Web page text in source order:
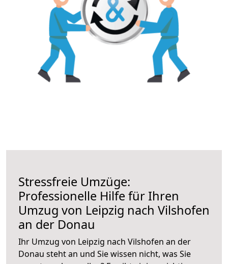
Stressfreie Umzüge:
Professionelle Hilfe für Ihren
Umzug von Leipzig nach Vilshofen
an der Donau
Ihr Umzug von Leipzig nach Vilshofen an der
Donau steht an und Sie wissen nicht, was Sie